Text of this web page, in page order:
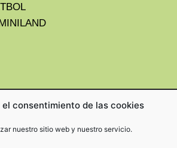
el consentimiento de las cookies
nuestro sitio web y nuestro servicio.